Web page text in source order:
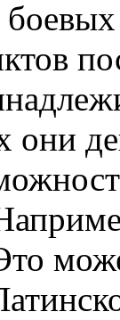
они